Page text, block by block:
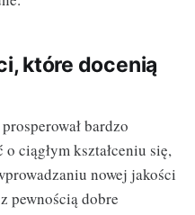
które docenią
bardzo
ciągłym kształceniu się,
nowej jakości
pewnością dobre